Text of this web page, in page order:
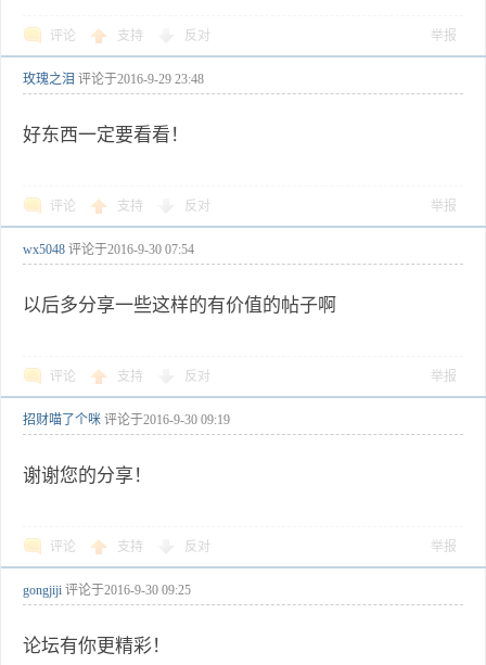
评论 支持 反对 举报
玫瑰之泪 评论于2016-9-29 23:48
好东西一定要看看！
评论 支持 反对 举报
wx5048 评论于2016-9-30 07:54
以后多分享一些这样的有价值的帖子啊
评论 支持 反对 举报
招财喵了个咪 评论于2016-9-30 09:19
谢谢您的分享！
评论 支持 反对 举报
gongjiji 评论于2016-9-30 09:25
论坛有你更精彩！